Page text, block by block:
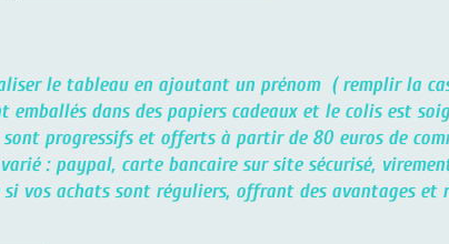
le tableau en ajoutant un prénom ( remplir la
dans des papiers cadeaux et le colis est soigné
progressifs et offerts à partir de 80 euros de
: paypal, carte bancaire sur site sécurisé, virement
achats sont réguliers, offrant des avantages et